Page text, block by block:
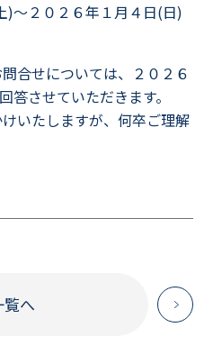
)～２０２６年１月４日(日)
合せについては、２０２６
答させていただきます。
いたしますが、何卒ご理解
覧へ